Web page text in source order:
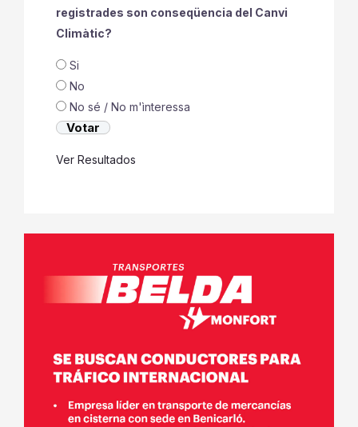
registrades son conseqüencia del Canvi
Climàtic?
Si
No
No sé / No m'ìnteressa
Ver Resultados